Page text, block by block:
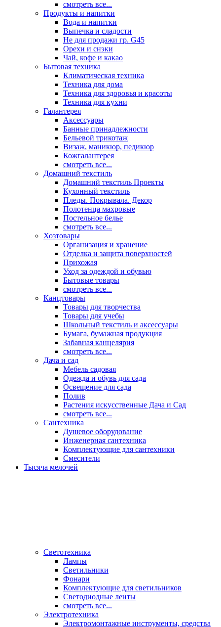
смотреть все...
Продукты и напитки
Вода и напитки
Выпечка и сладости
Не для продажи гр. G45
Орехи и снэки
Чай, кофе и какао
Бытовая техника
Климатическая техника
Техника для дома
Техника для здоровья и красоты
Техника для кухни
Галантерея
Аксессуары
Банные принадлежности
Бельевой трикотаж
Визаж, маникюр, педикюр
Кожгалантерея
смотреть все...
Домашний текстиль
Домашний текстиль Проекты
Кухонный текстиль
Пледы. Покрывала. Декор
Полотенца махровые
Постельное белье
смотреть все...
Хозтовары
Организация и хранение
Отделка и защита поверхностей
Прихожая
Уход за одеждой и обувью
Бытовые товары
смотреть все...
Канцтовары
Товары для творчества
Товары для учебы
Школьный текстиль и аксессуары
Бумага, бумажная продукция
Забавная канцелярия
смотреть все...
Дача и сад
Мебель садовая
Одежда и обувь для сада
Освещение для сада
Полив
Растения искусственные Дача и Сад
смотреть все...
Сантехника
Душевое оборудование
Инженерная сантехника
Комплектующие для сантехники
Смесители
Тысяча мелочей
Светотехника
Лампы
Светильники
Фонари
Комплектующие для светильников
Светодиодные ленты
смотреть все...
Электротехника
Электромонтажные инструменты, средства